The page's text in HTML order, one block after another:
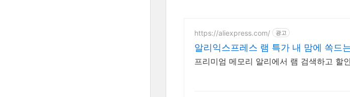
https://aliexpress.com/ 광고
알리익스프레스 램 특가 내 맘에 쏙드
프리미엄 메모리 알리에서 램 검색하고 할